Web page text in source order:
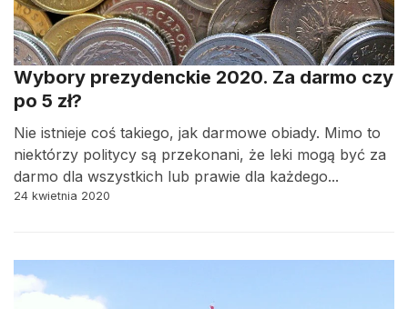
Wybory prezydenckie 2020. Za darmo czy
po 5 zł?
Nie istnieje coś takiego, jak darmowe obiady. Mimo to
niektórzy politycy są przekonani, że leki mogą być za
darmo dla wszystkich lub prawie dla każdego...
24 kwietnia 2020